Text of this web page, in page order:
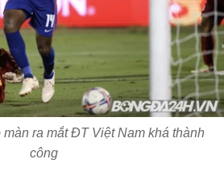
ra mắt ĐT Việt Nam khá thành
công